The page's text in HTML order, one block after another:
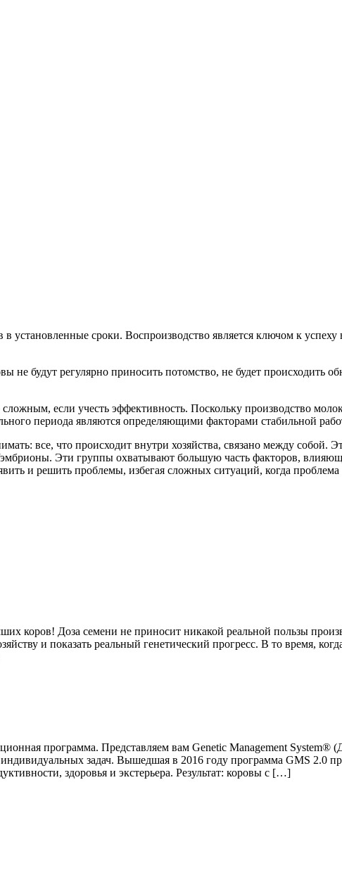
установленные сроки. Воспроизводство является ключом к
будут регулярно приносить потомство, не будет происходить
если учесть эффективность. Поскольку производство
периода являются определяющими факторами стабильной
все, что происходит внутри хозяйства, связано между собой.
Эти группы охватывают большую часть факторов,
и решить проблемы, избегая сложных ситуаций, когда проблема
коров! Доза семени не приносит никакой реальной пользы
и показать реальный генетический прогресс. В то время,
программа. Представляем вам Genetic Management
задач. Вышедшая в 2016 году программа GMS 2.0
здоровья и экстерьера. Результат: коровы с […]